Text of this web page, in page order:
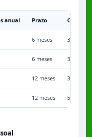
anual Prazo
6 meses 3,50%
6 meses 3,50%
12 meses 3,50%
12 meses 5,00%